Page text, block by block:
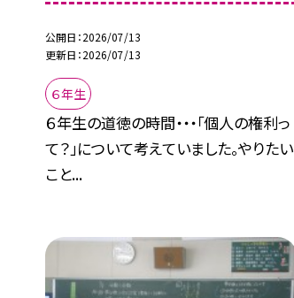
公開日 2026/07/13
更新日 2026/07/13
６年生
６年生の道徳の時間・・・「個人の権利っ
て？」について考えていました。やりたい
こと...